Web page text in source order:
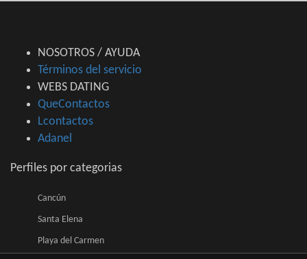
NOSOTROS / AYUDA
Términos del servicio
WEBS DATING
QueContactos
Lcontactos
Adanel
Perfiles por categorias
Cancún
Santa Elena
Playa del Carmen